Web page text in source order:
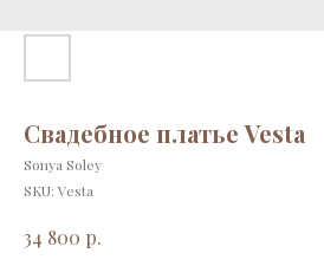
Свадебное платье Vesta
Sonya Soley
SKU: Vesta
34 800 р.